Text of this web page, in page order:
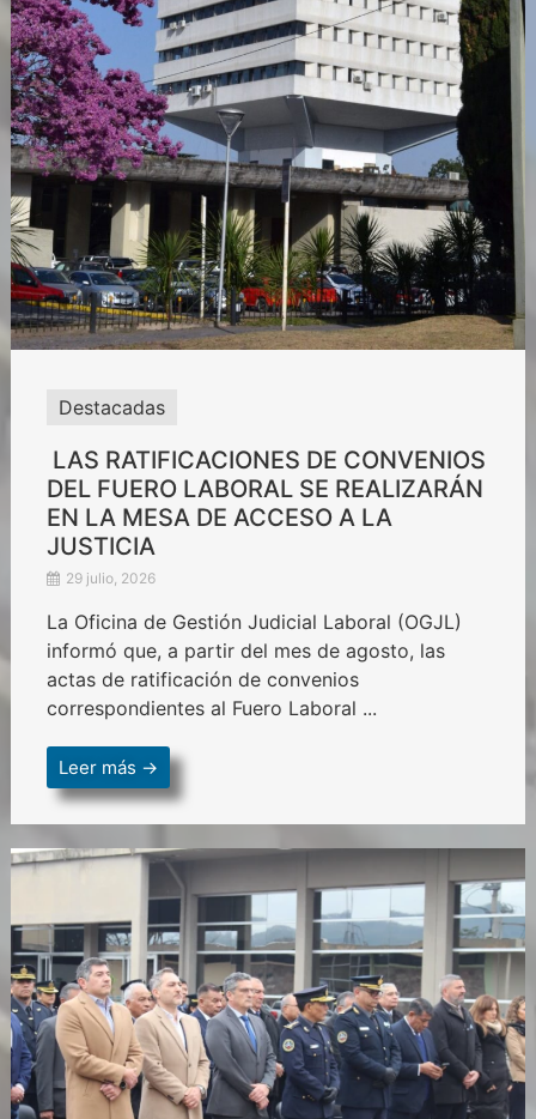
Destacadas
LAS RATIFICACIONES DE CONVENIOS
DEL FUERO LABORAL SE REALIZARÁN
EN LA MESA DE ACCESO A LA
JUSTICIA
29 julio, 2026
La Oficina de Gestión Judicial Laboral (OGJL)
informó que, a partir del mes de agosto, las
actas de ratificación de convenios
correspondientes al Fuero Laboral ...
Leer más →